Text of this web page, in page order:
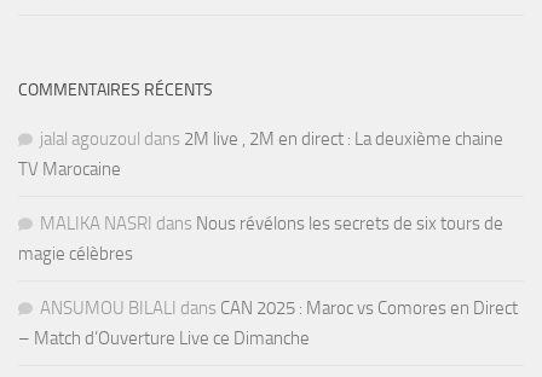
COMMENTAIRES RÉCENTS
jalal agouzoul dans 2M live , 2M en direct : La deuxième chaine
TV Marocaine
MALIKA NASRI dans Nous révélons les secrets de six tours de
magie célèbres
ANSUMOU BILALI dans CAN 2025 : Maroc vs Comores en Direct
– Match d’Ouverture Live ce Dimanche